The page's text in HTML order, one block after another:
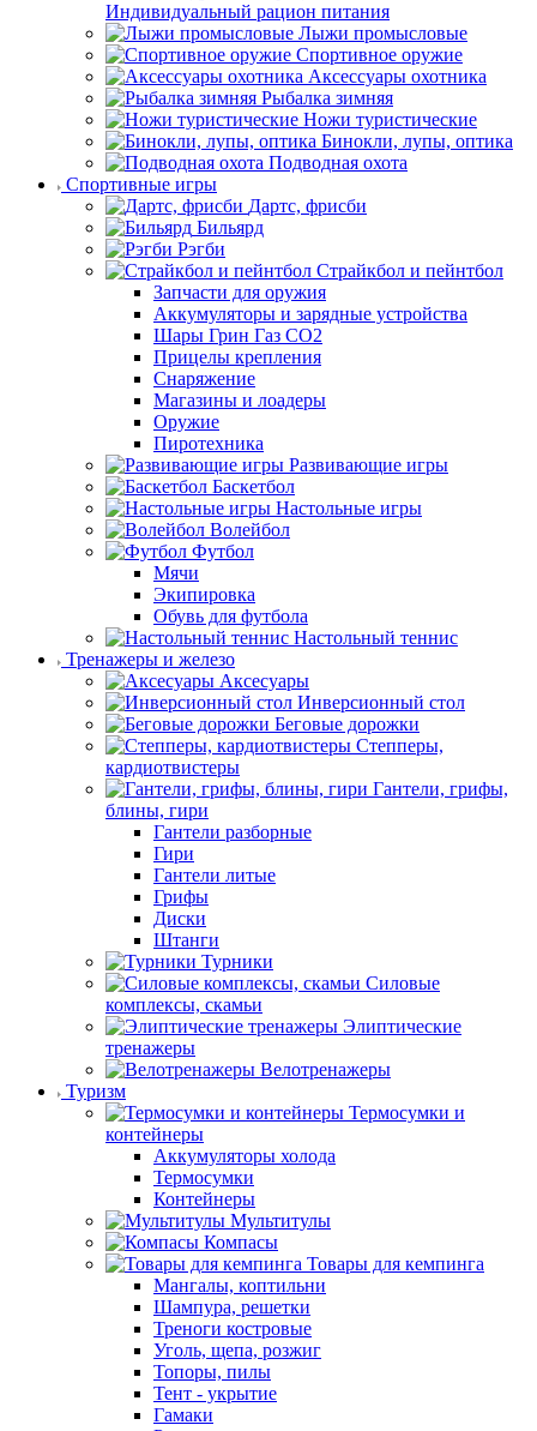
Индивидуальный рацион питания
Лыжи промысловые
Спортивное оружие
Аксессуары охотника
Рыбалка зимняя
Ножи туристические
Бинокли, лупы, оптика
Подводная охота
Спортивные игры
Дартс, фрисби
Бильярд
Рэгби
Страйкбол и пейнтбол
Запчасти для оружия
Аккумуляторы и зарядные устройства
Шары Грин Газ СО2
Прицелы крепления
Снаряжение
Магазины и лоадеры
Оружие
Пиротехника
Развивающие игры
Баскетбол
Настольные игры
Волейбол
Футбол
Мячи
Экипировка
Обувь для футбола
Настольный теннис
Тренажеры и железо
Аксесуары
Инверсионный стол
Беговые дорожки
Степперы,
кардиотвистеры
Гантели, грифы,
блины, гири
Гантели разборные
Гири
Гантели литые
Грифы
Диски
Штанги
Турники
Силовые
комплексы, скамьи
Элиптические
тренажеры
Велотренажеры
Туризм
Термосумки и
контейнеры
Аккумуляторы холода
Термосумки
Контейнеры
Мультитулы
Компасы
Товары для кемпинга
Мангалы, коптильни
Шампура, решетки
Треноги костровые
Уголь, щепа, розжиг
Топоры, пилы
Тент - укрытие
Гамаки